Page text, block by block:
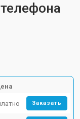
Заказать